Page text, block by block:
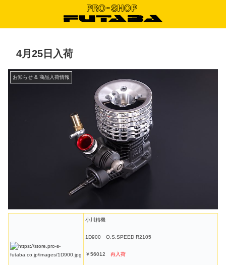
4月25日入荷
お知らせ & 商品入荷情報
小川精機
1D900 O.S.SPEED R2105
￥56012 再入荷